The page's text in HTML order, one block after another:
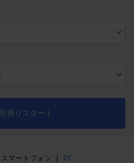
見積りスタート
スマートフォン | PC